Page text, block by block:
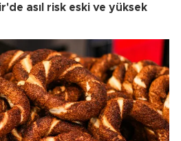
asıl risk eski ve yüksek